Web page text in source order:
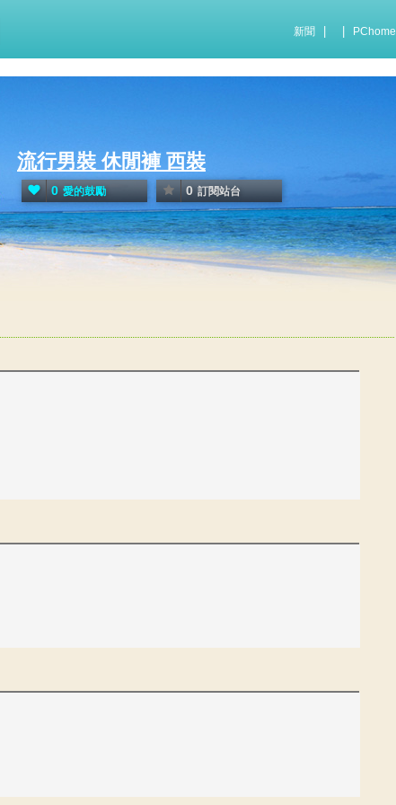
新聞 PChome
流行男裝 休閒褲 西裝
0 愛的鼓勵 0 訂閱站台